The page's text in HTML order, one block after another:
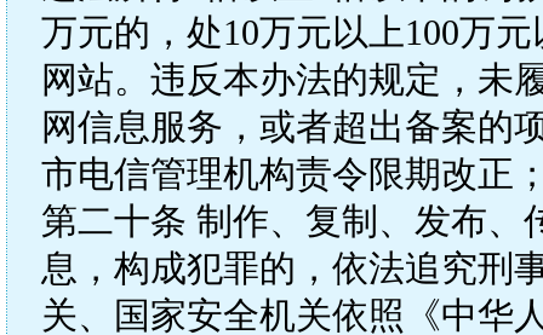
万元的，处10万元以上100万
网站。违反本办法的规定，未
网信息服务，或者超出备案的
市电信管理机构责令限期改正
第二十条 制作、复制、发布
息，构成犯罪的，依法追究刑
关、国家安全机关依照《中华